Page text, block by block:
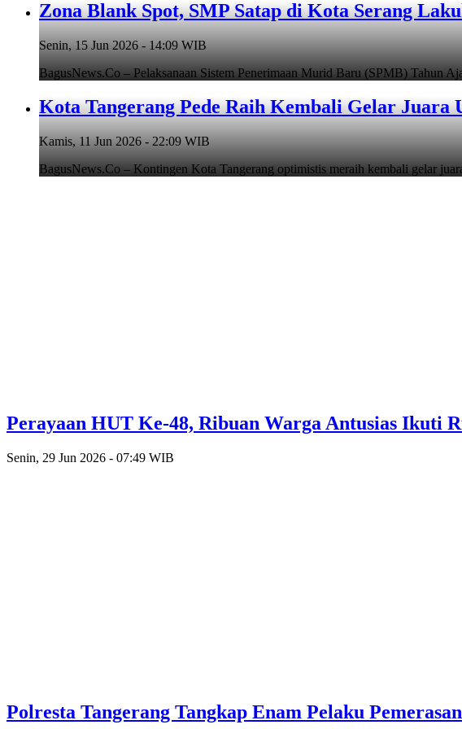
Zona Blank Spot, SMP Satap di Kota Serang
Senin, 15 Jun 2026 - 14:09 WIB
BagusNews.Co – Pelaksanaan Sistem Penerimaan Murid Baru (SPMB) Tahun
Kota Tangerang Pede Raih Kembali Gelar Juara
Kamis, 11 Jun 2026 - 22:09 WIB
BagusNews.Co – Kontingen Kota Tangerang optimistis meraih kembali gelar
Perayaan HUT Ke-48, Ribuan Warga Antusias Ikuti
Senin, 29 Jun 2026 - 07:49 WIB
Polresta Tangerang Tangkap Enam Pelaku